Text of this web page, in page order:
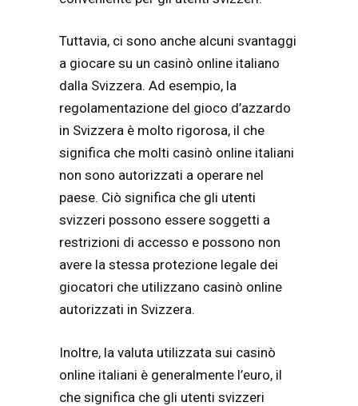
Tuttavia, ci sono anche alcuni svantaggi
a giocare su un casinò online italiano
dalla Svizzera. Ad esempio, la
regolamentazione del gioco d’azzardo
in Svizzera è molto rigorosa, il che
significa che molti casinò online italiani
non sono autorizzati a operare nel
paese. Ciò significa che gli utenti
svizzeri possono essere soggetti a
restrizioni di accesso e possono non
avere la stessa protezione legale dei
giocatori che utilizzano casinò online
autorizzati in Svizzera.
Inoltre, la valuta utilizzata sui casinò
online italiani è generalmente l’euro, il
che significa che gli utenti svizzeri